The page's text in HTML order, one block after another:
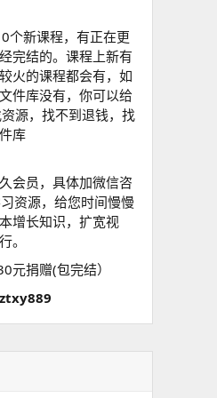
个新课程，有正在更
完结的。课程上新有
火的课程都会有，如
件库没有，你可以给
源，找不到退钱，找
库
会员，具体加微信咨
资源，给您时间慢慢
增长知识，扩宽视
。
元捐赠(包完结）